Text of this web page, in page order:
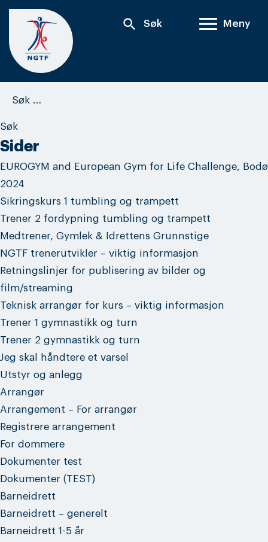
Skip
content
search Søk Meny
etter:
Sider
EUROGYM and European Gym for Life Challenge, Bodø
2024
Sikringskurs 1 tumbling og trampett
Trener 2 fordypning tumbling og trampett
Medtrener, Gymlek & Idrettens Grunnstige
NGTF trenerutvikler – viktig informasjon
Retningslinjer for publisering av bilder og
film/streaming
Teknisk arrangør for kurs – viktig informasjon
Trener 1 gymnastikk og turn
Trener 2 gymnastikk og turn
Jeg skal håndtere et varsel
Utstyr og anlegg
Arrangør
Arrangement – For arrangør
Registrere arrangement
For dommere
Dokumenter test
Dokumenter (TEST)
Barneidrett
Barneidrett – generelt
Barneidrett 1-5 år